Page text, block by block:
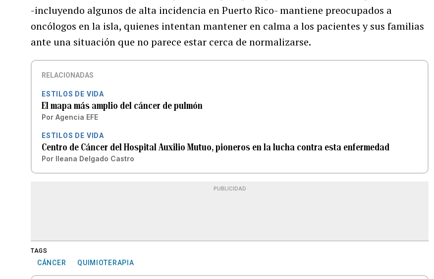
-incluyendo algunos de alta incidencia en Puerto Rico- mantiene preocupados a
oncólogos en la isla, quienes intentan mantener en calma a los pacientes y sus familias
ante una situación que no parece estar cerca de normalizarse.
RELACIONADAS
ESTILOS DE VIDA
El mapa más amplio del cáncer de pulmón
Por Agencia EFE
ESTILOS DE VIDA
Centro de Cáncer del Hospital Auxilio Mutuo, pioneros en la lucha contra esta enfermedad
Por Ileana Delgado Castro
PUBLICIDAD
TAGS
CÁNCER QUIMIOTERAPIA